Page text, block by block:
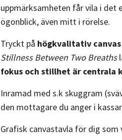
uppmärksamheten får vila i det
ögonblick, även mitt i rörelse.
Tryckt på högkvalitativ canvas
Stillness Between Two Breaths
fokus och stillhet är centrala
Inramad med s.k skuggram
den mottagare du anger i
Grafisk canvas­tavla för dig